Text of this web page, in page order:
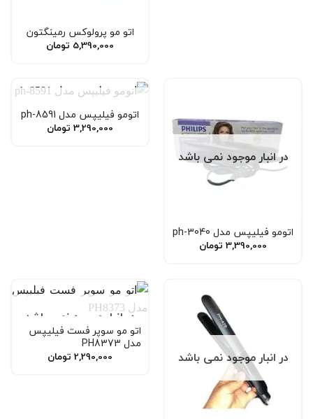
اتو‌ مو پرولوکس رمینگتون
5,390,000 تومان
در انبار موجود نمی باشد
اتومو فیلیپس مدل ph-3040
3,390,000 تومان
در انبار موجود نمی باشد
اتومو فیلیپس مدل ph-8591
3,290,000 تومان
در انبار موجود نمی باشد
در انبار موجود نمی باشد
اتو مو سوپر فست فیلیپس
مدل PH8373
2,290,000 تومان